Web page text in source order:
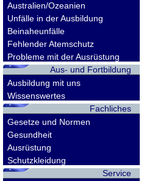
Australien/Ozeanien
Unfälle in der Ausbildung
Beinaheunfälle
Fehlender Atemschutz
Probleme mit der Ausrüstung
Aus- und Fortbildung
Ausbildung mit uns
Wissenswertes
Fachliches
Gesetze und Normen
Gesundheit
Ausrüstung
Schutzkleidung
Service